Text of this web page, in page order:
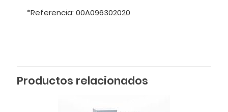
*Referencia: 00A096302020
Productos relacionados